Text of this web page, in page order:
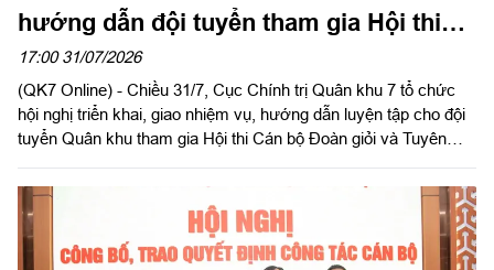
hướng dẫn đội tuyển tham gia Hội thi
Cán bộ Đoàn giỏi và Tuyên truyền viên
trẻ toàn quân năm 2026
17:00 31/07/2026
(QK7 Online) - Chiều 31/7, Cục Chính trị Quân khu 7 tổ chức
hội nghị triển khai, giao nhiệm vụ, hướng dẫn luyện tập cho đội
tuyển Quân khu tham gia Hội thi Cán bộ Đoàn giỏi và Tuyên
Phó Chủ nhiệm Chính trị Quân khu chủ trì hội nghị.